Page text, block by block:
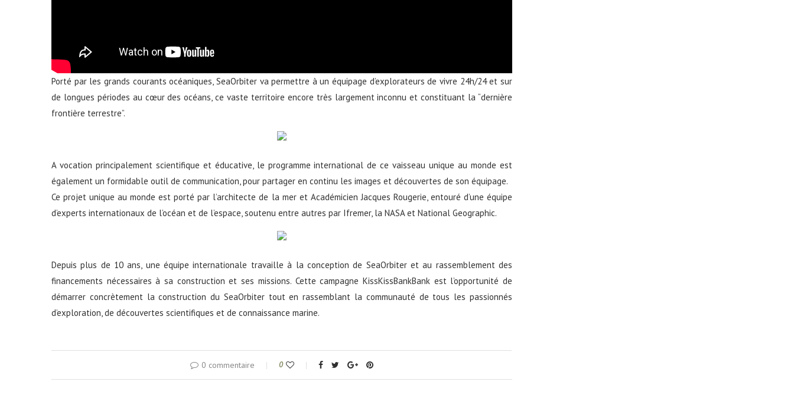
Porté par les grands courants océaniques, SeaOrbiter va permettre à un équipage d’explorateurs de vivre 24h/24 et sur
de longues périodes au cœur des océans, ce vaste territoire encore très largement inconnu et constituant la “dernière
frontière terrestre”.
A vocation principalement scientifique et éducative, le programme international de ce vaisseau unique au monde est
également un formidable outil de communication, pour partager en continu les images et découvertes de son équipage.
Ce projet unique au monde est porté par l’architecte de la mer et Académicien Jacques Rougerie, entouré d’une équipe
d’experts internationaux de l’océan et de l’espace, soutenu entre autres par Ifremer, la NASA et National Geographic.
Depuis plus de 10 ans, une équipe internationale travaille à la conception de SeaOrbiter et au rassemblement des
financements nécessaires à sa construction et ses missions. Cette campagne KissKissBankBank est l’opportunité de
démarrer concrètement la construction du SeaOrbiter tout en rassemblant la communauté de tous les passionnés
d’exploration, de découvertes scientifiques et de connaissance marine.
0 commentaire 0